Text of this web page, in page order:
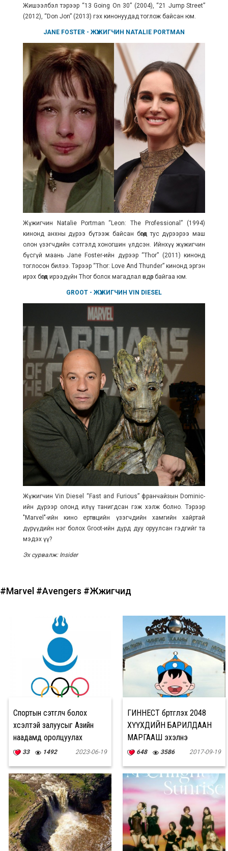
Жишээлбэл тэрээр “13 Going On 30” (2004), “21 Jump Street”
(2012), “Don Jon” (2013) гэх кинонуудад тоглож байсан юм.
JANE FOSTER- ЖҮЖИГЧИН NATALIE PORTMAN
Жүжигчин Natalie Portman “Leon: The Professional” (1994)
кинонд анхны дүрээ бүтээж байсан бөгөөд тус дүрээрээ маш
олон үзэгчдийн сэтгэлд хоногшин үлдсэн. Ийнхүү жүжигчин
бүсгүй маань Jane Foster-ийн дүрээр “Thor” (2011) кинонд
тоглосон билээ. Тэрээр “Thor: Love And Thunder” кинонд эргэн
ирэх бөгөөд ирээдүйн Thor болох магадлал өндөр байгаа юм.
GROOT- ЖҮЖИГЧИН VIN DIESEL
Жүжигчин Vin Diesel “Fast and Furious” франчайзын Dominic-
ийн дүрээр олонд илүү танигдсан гэж хэлж болно. Тэрээр
"Marvel"-ийн кино ертөнцийн үзэгчдийн хамгийн хайртай
дүрүүдийн нэг болох Groot-ийн дүрд дуу оруулсан гэдгийг та
мэдэх үү?
Эх сурвалж: Insider
#Marvel #Avengers #Жүжигчид
Спортын сэтгүүлч болох
хүсэлтэй залуусыг Азийн
наадамд оролцуулах
шалгаруулалт ӨНӨӨДӨР
33 1492 2023-06-19
ГИННЕСТ бүртгүүлэх 2048
ХҮҮХДИЙН БАРИЛДААН
МАРГААШ эхэлнэ
648 3586 2017-09-19